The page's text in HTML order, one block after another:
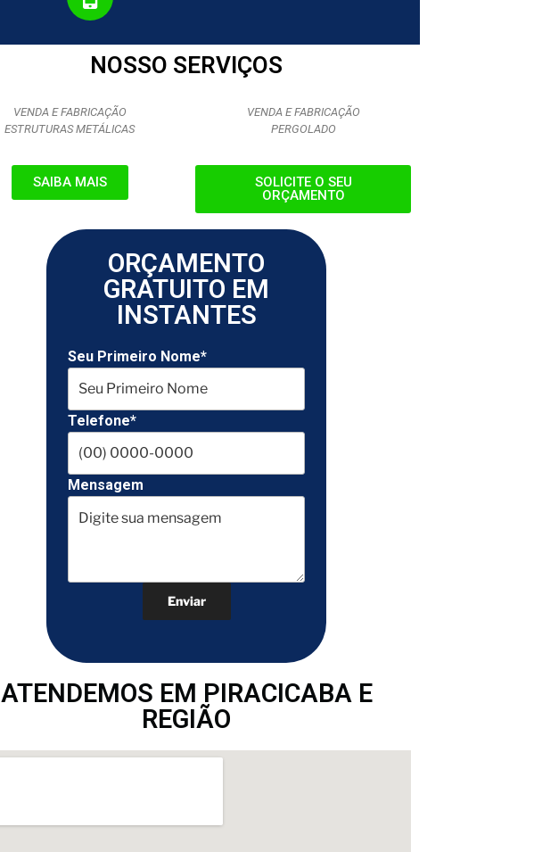
NOSSO SERVIÇOS
VENDA E FABRICAÇÃO
ESTRUTURAS METÁLICAS
SAIBA MAIS
VENDA E FABRICAÇÃO
PERGOLADO
SOLICITE O SEU
ORÇAMENTO
ORÇAMENTO
GRATUITO EM
INSTANTES
Seu Primeiro Nome*
Telefone*
Mensagem
ATENDEMOS EM PIRACICABA E
REGIÃO